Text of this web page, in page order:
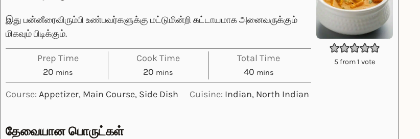
5from 1 vote
இது பன்னீரைவிரும்பி உண்பவர்களுக்கு மட்டுமின்றி கட்டாயமாக அனைவருக்கும்
மிகவும் பிடிக்கும்.
Prep Time
20 minutes
mins
Cook Time
20 minutes
mins
Total Time
40minutes
mins
Course: Appetizer, Main Course, Side Dish Cuisine: Indian, North Indian
தேவையான பொருட்கள்